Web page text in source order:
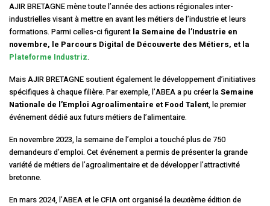
AJIR BRETAGNE mène toute l’année des actions régionales inter-
industrielles visant à mettre en avant les métiers de l’industrie et leurs
formations. Parmi celles-ci figurent la Semaine de l’Industrie en
novembre, le Parcours Digital de Découverte des Métiers, et la
Plateforme Industriz.
Mais AJIR BRETAGNE soutient également le développement d’initiatives
spécifiques à chaque filière. Par exemple, l’ABEA a pu créer laSemaine
Nationale de l’Emploi Agroalimentaire et Food Talent, le premier
événement dédié aux futurs métiers de l’alimentaire.
En novembre 2023, la semaine de l’emploi a touché plus de 750
demandeurs d’emploi. Cet événement a permis de présenter la grande
variété de métiers de l’agroalimentaire et de développer l’attractivité
bretonne.
En mars 2024, l’ABEA et le CFIA ont organisé la deuxième édition de